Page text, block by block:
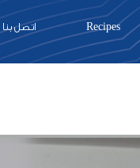
Recipes اتصل بنا